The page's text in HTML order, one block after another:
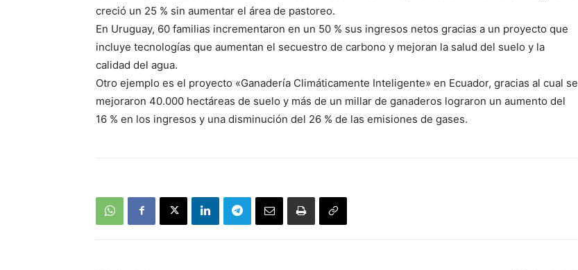
creció un 25 % sin aumentar el área de pastoreo.
En Uruguay, 60 familias incrementaron en un 50 % sus ingresos netos gracias a un proyecto que
incluye tecnologías que aumentan el secuestro de carbono y mejoran la salud del suelo y la
calidad del agua.
Otro ejemplo es el proyecto «Ganadería Climáticamente Inteligente» en Ecuador, gracias al cual se
mejoraron 40.000 hectáreas de suelo y más de un millar de ganaderos lograron un aumento del
16 % en los ingresos y una disminución del 26 % de las emisiones de gases.